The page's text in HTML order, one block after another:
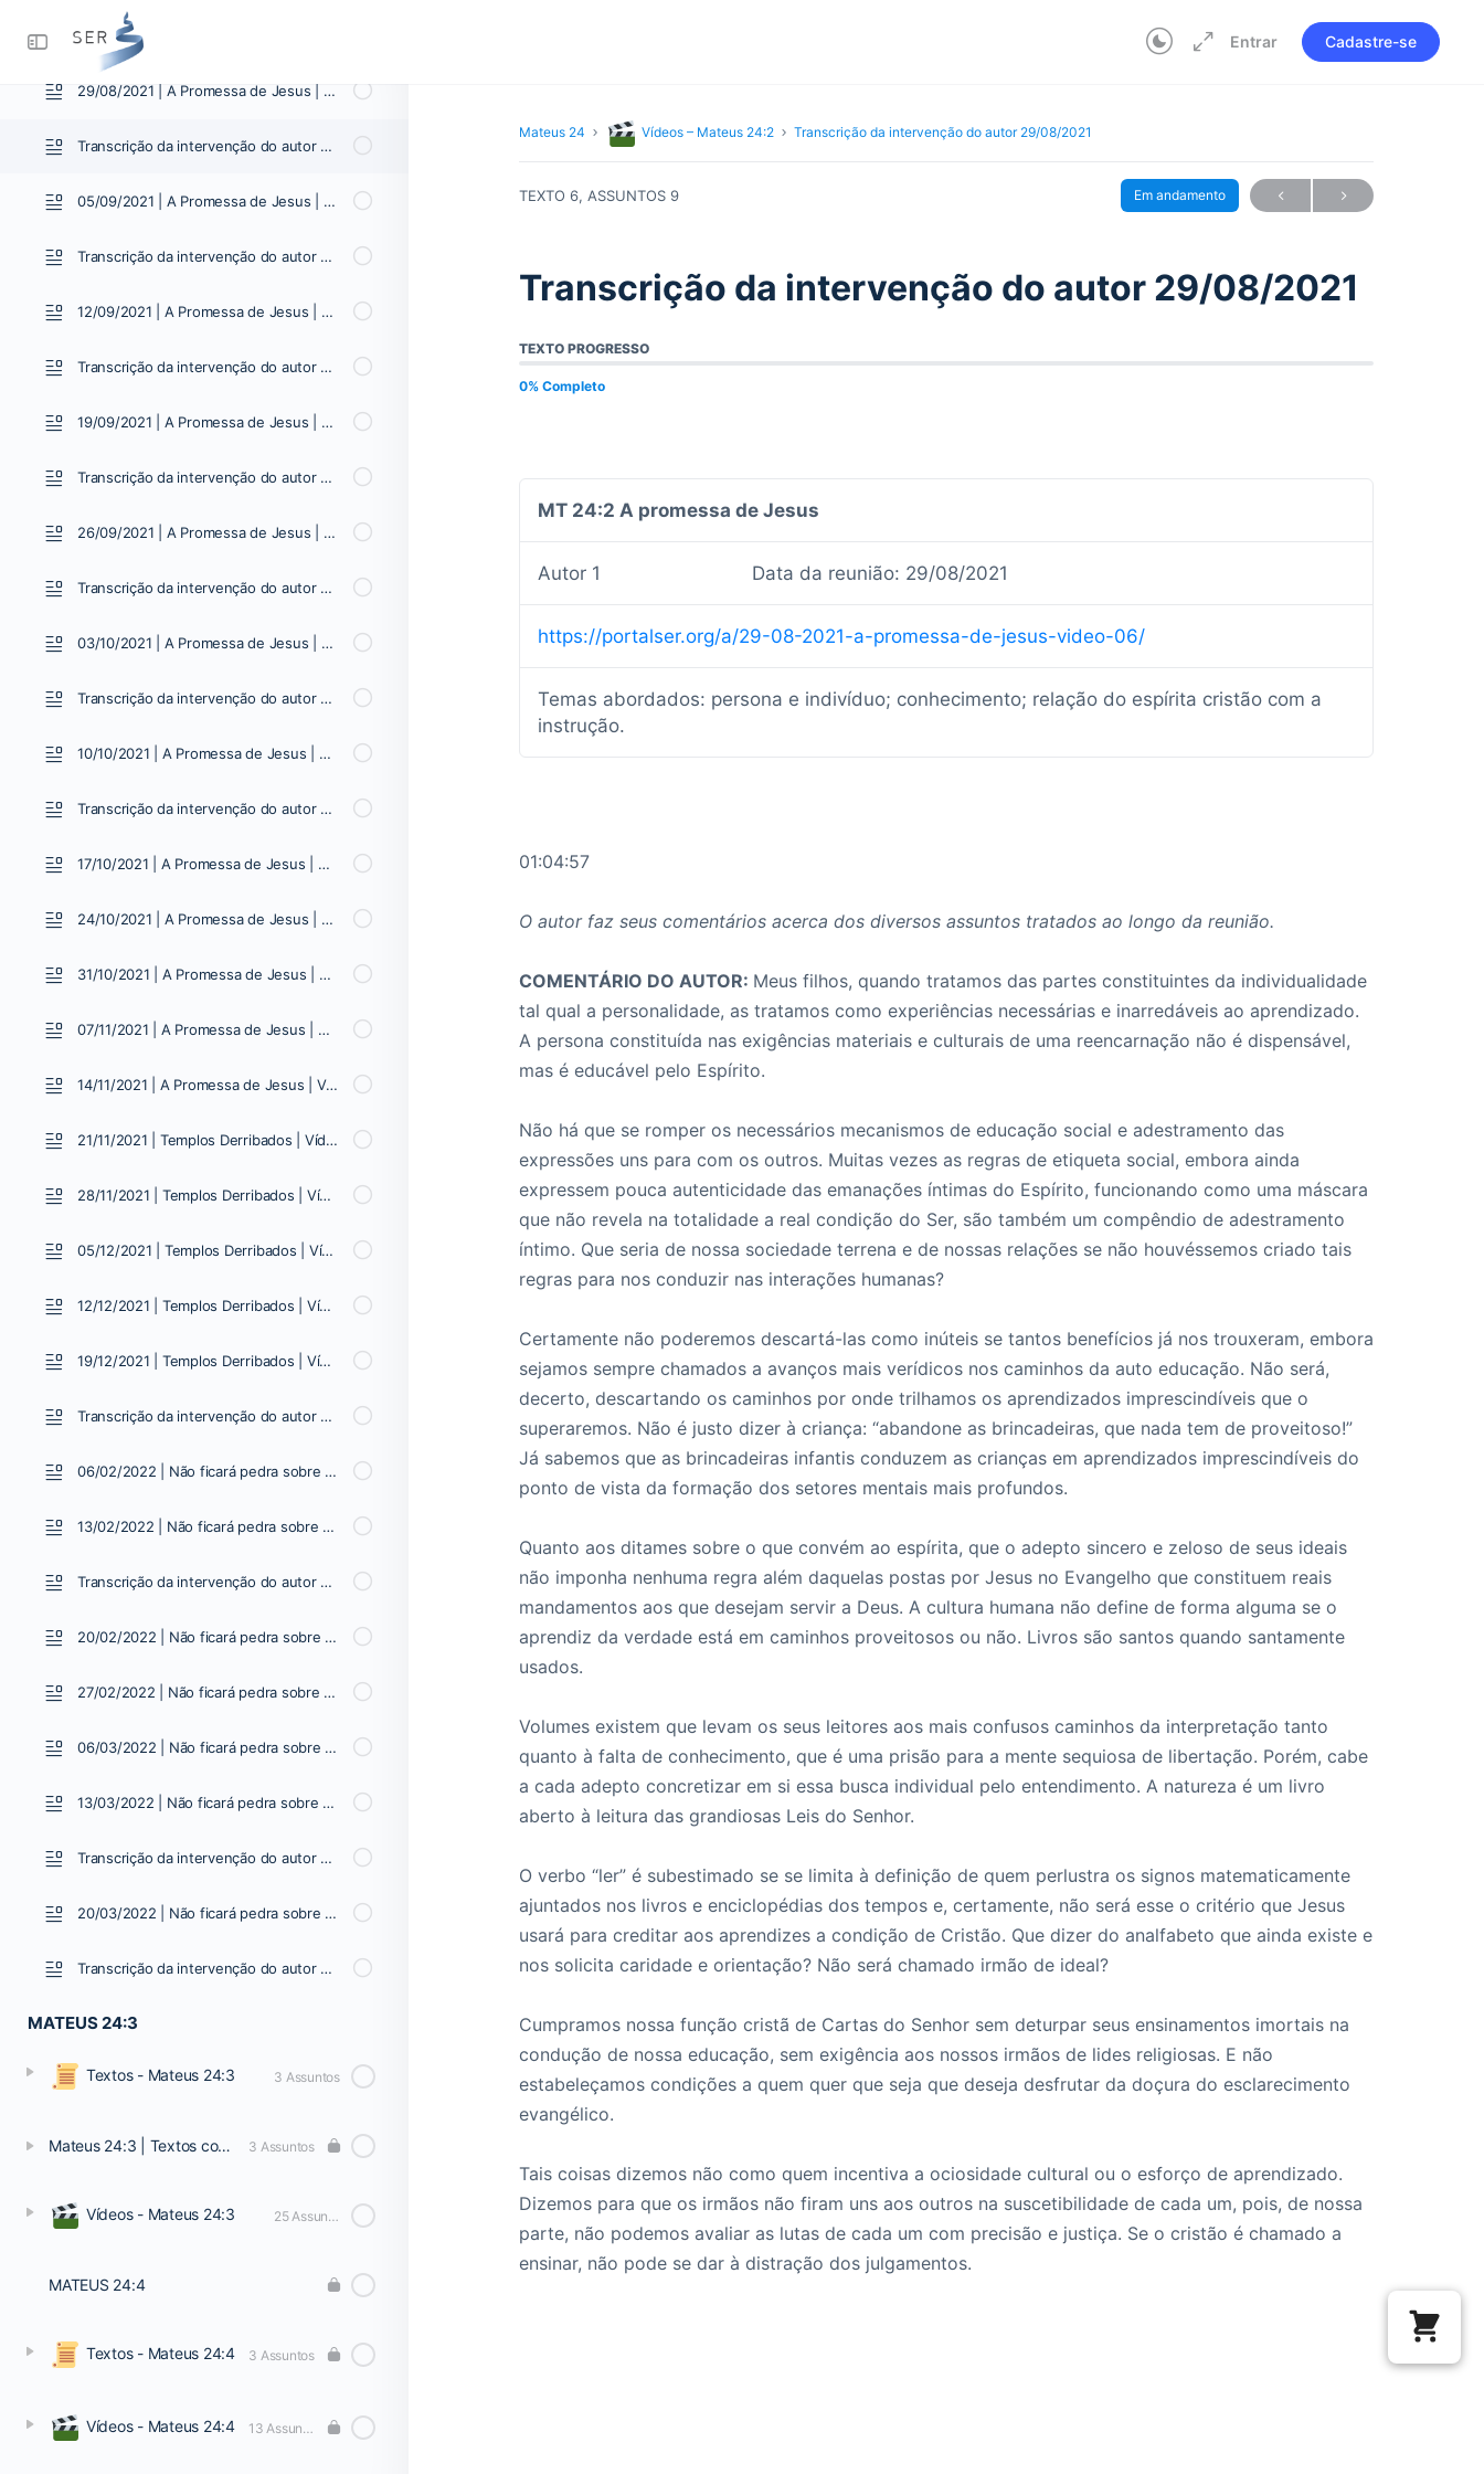
Entrar Cadastre-se
29/08/2021 | A Promessa de Jesus | Vídeo 06
Transcrição da intervenção do autor 29/08/2021
05/09/2021 | A Promessa de Jesus | Vídeo 07
Transcrição da intervenção do autor 05/09/2021
12/09/2021 | A Promessa de Jesus | Vídeo 08
Transcrição da intervenção do autor 12/09/2021
19/09/2021 | A Promessa de Jesus | Vídeo 09
Transcrição da intervenção do autor 19/09/2021
26/09/2021 | A Promessa de Jesus | Vídeo 10
Transcrição da intervenção do autor 26/09/2021
03/10/2021 | A Promessa de Jesus | Vídeo 11
Transcrição da intervenção do autor 03/10/2021
10/10/2021 | A Promessa de Jesus | Vídeo 12
Transcrição da intervenção do autor 10/10/2021
17/10/2021 | A Promessa de Jesus | Vídeo 13
24/10/2021 | A Promessa de Jesus | Vídeo 14
31/10/2021 | A Promessa de Jesus | Vídeo 15
07/11/2021 | A Promessa de Jesus | Vídeo 16
14/11/2021 | A Promessa de Jesus | Vídeo 17
21/11/2021 | Templos Derribados | Vídeo 01
28/11/2021 | Templos Derribados | Vídeo 02
05/12/2021 | Templos Derribados | Vídeo 03
12/12/2021 | Templos Derribados | Vídeo 04
19/12/2021 | Templos Derribados | Vídeo 05
Transcrição da intervenção do autor 19/12/2021
06/02/2022 | Não ficará pedra sobre pedra | Vídeo 01
13/02/2022 | Não ficará pedra sobre pedra | Vídeo 02
Transcrição da intervenção do autor 13/02/2022
20/02/2022 | Não ficará pedra sobre pedra | Vídeo 03
27/02/2022 | Não ficará pedra sobre pedra | Vídeo 04
06/03/2022 | Não ficará pedra sobre pedra | Vídeo 05
13/03/2022 | Não ficará pedra sobre pedra | Vídeo 06
Transcrição da intervenção do autor 13/03/2022
20/03/2022 | Não ficará pedra sobre pedra | Vídeo 07
Transcrição da intervenção do autor 20/03/2022
MATEUS 24:3
Textos - Mateus 24:3 3 Assuntos
Mateus 24:3 | Textos complementares 3 Assuntos
Vídeos - Mateus 24:3 25 Assuntos
MATEUS 24:4
Textos - Mateus 24:4 3 Assuntos
Vídeos - Mateus 24:4 13 Assuntos
Mateus 24 Vídeos – Mateus 24:2 Transcrição da intervenção do autor 29/08/2021
TEXTO 6, ASSUNTOS 9 Em andamento
Transcrição da intervenção do autor 29/08/2021
TEXTO PROGRESSO
0% Completo
MT 24:2 A promessa de Jesus
Autor 1 Data da reunião: 29/08/2021
https://portalser.org/a/29-08-2021-a-promessa-de-jesus-video-06/
Temas abordados: persona e indivíduo; conhecimento; relação do espírita cristão com a
instrução.
01:04:57
O autor faz seus comentários acerca dos diversos assuntos tratados ao longo da reunião.
COMENTÁRIO DO AUTOR: Meus filhos, quando tratamos das partes constituintes da individualidade
tal qual a personalidade, as tratamos como experiências necessárias e inarredáveis ao aprendizado.
A persona constituída nas exigências materiais e culturais de uma reencarnação não é dispensável,
mas é educável pelo Espírito.
Não há que se romper os necessários mecanismos de educação social e adestramento das
expressões uns para com os outros. Muitas vezes as regras de etiqueta social, embora ainda
expressem pouca autenticidade das emanações íntimas do Espírito, funcionando como uma máscara
que não revela na totalidade a real condição do Ser, são também um compêndio de adestramento
íntimo. Que seria de nossa sociedade terrena e de nossas relações se não houvéssemos criado tais
regras para nos conduzir nas interações humanas?
Certamente não poderemos descartá-las como inúteis se tantos benefícios já nos trouxeram, embora
sejamos sempre chamados a avanços mais verídicos nos caminhos da auto educação. Não será,
decerto, descartando os caminhos por onde trilhamos os aprendizados imprescindíveis que o
superaremos. Não é justo dizer à criança: “abandone as brincadeiras, que nada tem de proveitoso!”
Já sabemos que as brincadeiras infantis conduzem as crianças em aprendizados imprescindíveis do
ponto de vista da formação dos setores mentais mais profundos.
Quanto aos ditames sobre o que convém ao espírita, que o adepto sincero e zeloso de seus ideais
não imponha nenhuma regra além daquelas postas por Jesus no Evangelho que constituem reais
mandamentos aos que desejam servir a Deus. A cultura humana não define de forma alguma se o
aprendiz da verdade está em caminhos proveitosos ou não. Livros são santos quando santamente
usados.
Volumes existem que levam os seus leitores aos mais confusos caminhos da interpretação tanto
quanto à falta de conhecimento, que é uma prisão para a mente sequiosa de libertação. Porém, cabe
a cada adepto concretizar em si essa busca individual pelo entendimento. A natureza é um livro
aberto à leitura das grandiosas Leis do Senhor.
O verbo “ler” é subestimado se se limita à definição de quem perlustra os signos matematicamente
ajuntados nos livros e enciclopédias dos tempos e, certamente, não será esse o critério que Jesus
usará para creditar aos aprendizes a condição de Cristão. Que dizer do analfabeto que ainda existe e
nos solicita caridade e orientação? Não será chamado irmão de ideal?
Cumpramos nossa função cristã de Cartas do Senhor sem deturpar seus ensinamentos imortais na
condução de nossa educação, sem exigência aos nossos irmãos de lides religiosas. E não
estabeleçamos condições a quem quer que seja que deseja desfrutar da doçura do esclarecimento
evangélico.
Tais coisas dizemos não como quem incentiva a ociosidade cultural ou o esforço de aprendizado.
Dizemos para que os irmãos não firam uns aos outros na suscetibilidade de cada um, pois, de nossa
parte, não podemos avaliar as lutas de cada um com precisão e justiça. Se o cristão é chamado a
ensinar, não pode se dar à distração dos julgamentos.